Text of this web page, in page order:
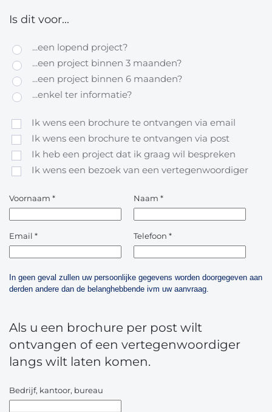
Is dit voor...
...een lopend project?
...een project binnen 3 maanden?
...een project binnen 6 maanden?
...enkel ter informatie?
Ik wens een brochure te ontvangen via email
Ik wens een brochure te ontvangen via post
Ik heb een project dat ik graag wil bespreken
Ik wens een bezoek van een vertegenwoordiger
Voornaam * Naam *
Email * Telefoon *
In geen geval zullen uw persoonlijke gegevens worden doorgegeven aan
derden andere dan de belanghebbende ivm uw aanvraag.
Als u een brochure per post wilt
ontvangen of een vertegenwoordiger
langs wilt laten komen.
Bedrijf, kantoor, bureau